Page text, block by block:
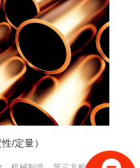
/定量）